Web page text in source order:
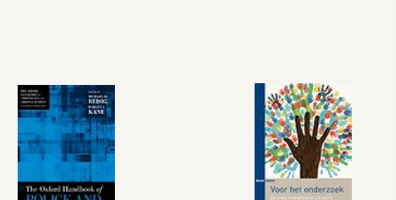
Ontwikkelingspsychopathologie
bij kinderen en
jeugdigen
Basisboek
psychologie